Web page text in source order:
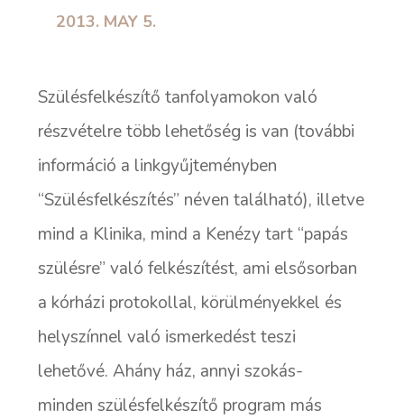
2013. MAY 5.
Szülésfelkészítő tanfolyamokon való
részvételre több lehetőség is van (további
információ a linkgyűjteményben
“Szülésfelkészítés” néven található), illetve
mind a Klinika, mind a Kenézy tart “papás
szülésre” való felkészítést, ami elsősorban
a kórházi protokollal, körülményekkel és
helyszínnel való ismerkedést teszi
lehetővé. Ahány ház, annyi szokás-
minden szülésfelkészítő program más